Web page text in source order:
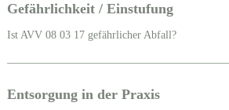
Gefährlichkeit / Einstufung
Ist AVV 08 03 17 gefährlicher Abfall?
Entsorgung in der Praxis